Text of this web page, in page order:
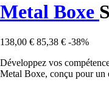
Metal Boxe
138,00 € 85,38 € -38%
Développez vos
Metal Boxe, conçu pour un